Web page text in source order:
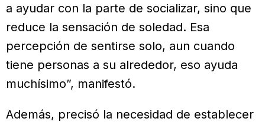
a ayudar con la parte de socializar, sino que
reduce la sensación de soledad. Esa
percepción de sentirse solo, aun cuando
tiene personas a su alrededor, eso ayuda
muchísimo”, manifestó.
Además, precisó la necesidad de establecer